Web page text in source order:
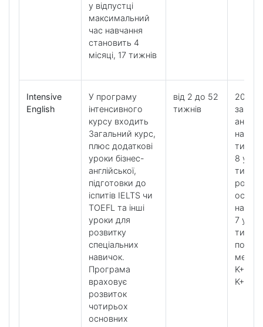
у відпустці
максимальний
час навчання
становить 4
місяці, 17 тижнів
Intensive
English
У програму
інтенсивного
курсу входить
Загальний курс,
плюс додаткові
уроки бізнес-
англійської,
підготовки до
іспитів IELTS чи
TOEFL та інші
уроки для
розвитку
спеціальних
навичок.
Програма
враховує
розвиток
чотирьох
основних
від 2 до 52
тижнів
20
на
8
7
по
K+
K+